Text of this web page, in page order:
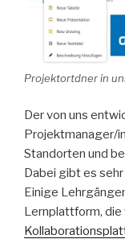
Projektortdner in
Der von uns
Projektmanager/
Standorten und
Dabei gibt es
Einige
Lernplattform, die